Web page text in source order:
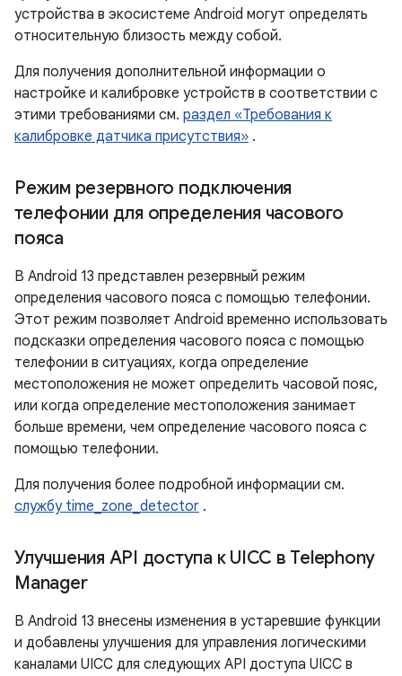
устройства в экосистеме Android могут определять
относительную близость между собой.
Для получения дополнительной информации о
настройке и калибровке устройств в соответствии с
этими требованиями см. раздел «Требования к
калибровке датчика присутствия» .
Режим резервного подключения
телефонии для определения часового
пояса
В Android 13 представлен резервный режим
определения часового пояса с помощью телефонии.
Этот режим позволяет Android временно использовать
подсказки определения часового пояса с помощью
телефонии в ситуациях, когда определение
местоположения не может определить часовой пояс,
или когда определение местоположения занимает
больше времени, чем определение часового пояса с
помощью телефонии.
Для получения более подробной информации см.
службу time_zone_detector .
Улучшения API доступа к UICC в Telephony
Manager
В Android 13 внесены изменения в устаревшие функции
и добавлены улучшения для управления логическими
каналами UICC для следующих API доступа UICC в